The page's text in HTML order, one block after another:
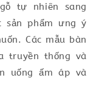
tự nhiên sang
sản phẩm ưng ý
Các mẫu bàn
truyền thống và
uống ấm áp và